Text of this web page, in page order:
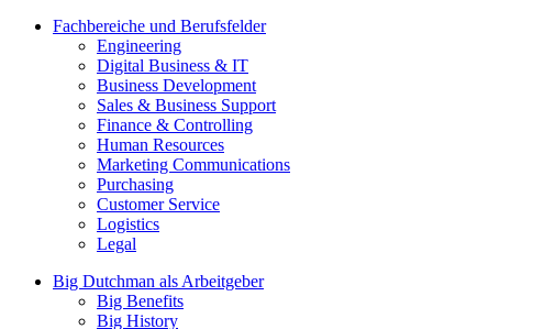
Fachbereiche und Berufsfelder
Engineering
Digital Business & IT
Business Development
Sales & Business Support
Finance & Controlling
Human Resources
Marketing Communications
Purchasing
Customer Service
Logistics
Legal
Big Dutchman als Arbeitgeber
Big Benefits
Big History